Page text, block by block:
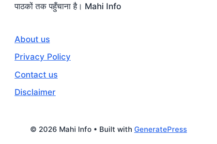
पाठकों तक पहुँचाना है। Mahi Info
About us
Privacy Policy
Contact us
Disclaimer
© 2026 Mahi Info • Built with GeneratePress